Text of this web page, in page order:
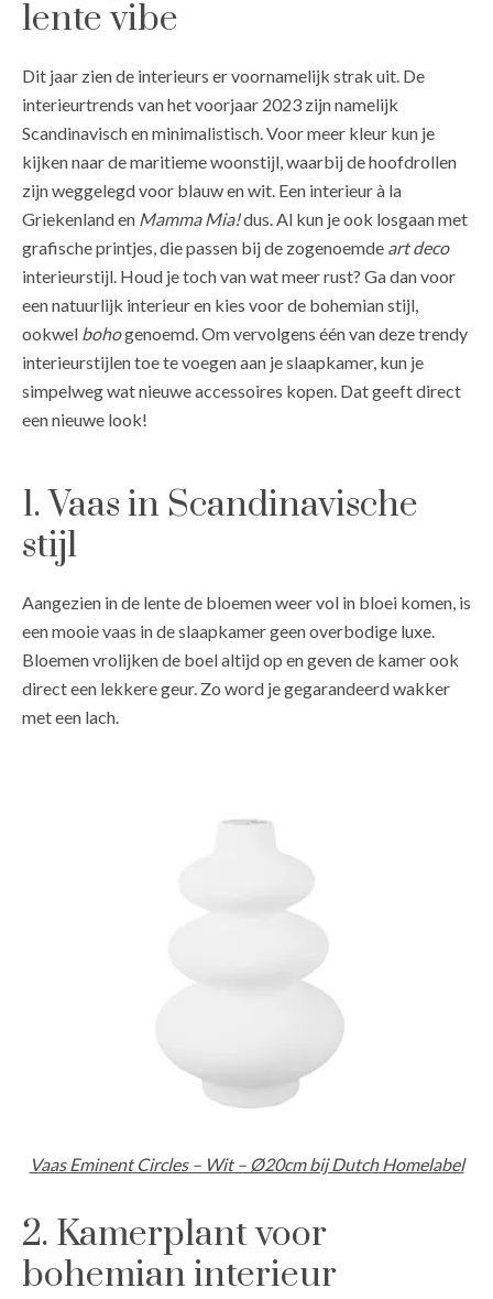
lente vibe
Dit jaar zien de interieurs er voornamelijk strak uit. De
interieurtrends van het voorjaar 2023 zijn namelijk
Scandinavisch en minimalistisch. Voor meer kleur kun je
kijken naar de maritieme woonstijl, waarbij de hoofdrollen
zijn weggelegd voor blauw en wit. Een interieur à la
Griekenland en Mamma Mia!dus. Al kun je ook losgaan met
grafische printjes, die passen bij de zogenoemde art deco
interieurstijl. Houd je toch van wat meer rust? Ga dan voor
een natuurlijk interieur en kies voor de bohemian stijl,
ookwel bohogenoemd. Om vervolgens één van deze trendy
interieurstijlen toe te voegen aan je slaapkamer, kun je
simpelweg wat nieuwe accessoires kopen. Dat geeft direct
een nieuwe look!
1. Vaas in Scandinavische
stijl
Aangezien in de lente de bloemen weer vol in bloei komen, is
een mooie vaas in de slaapkamer geen overbodige luxe.
Bloemen vrolijken de boel altijd op en geven de kamer ook
direct een lekkere geur. Zo word je gegarandeerd wakker
met een lach.
Vaas Eminent Circles – Wit – Ø20cm bij Dutch Homelabel
2. Kamerplant voor
bohemian interieur